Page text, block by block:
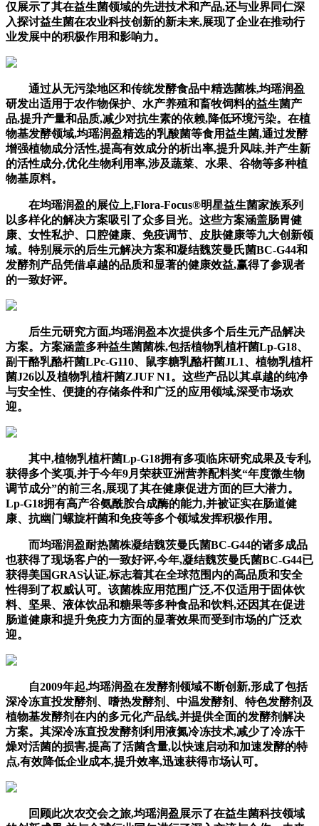
仅展示了其在益生菌领域的先进技术和产品,还与业界同仁深
入探讨益生菌在农业科技创新的新未来,展现了企业在推动行
业发展中的积极作用和影响力。
通过从无污染地区和传统发酵食品中精选菌株,均瑶润盈
研发出适用于农作物保护、水产养殖和畜牧饲料的益生菌产
品,提升产量和品质,减少对抗生素的依赖,降低环境污染。在植
物基发酵领域,均瑶润盈精选的乳酸菌等食用益生菌,通过发酵
增强植物成分活性,提高有效成分的析出率,提升风味,并产生新
的活性成分,优化生物利用率,涉及蔬菜、水果、谷物等多种植
物基原料。
在均瑶润盈的展位上,Flora-Focus®明星益生菌家族系列
以多样化的解决方案吸引了众多目光。这些方案涵盖肠胃健
康、女性私护、口腔健康、免疫调节、皮肤健康等九大创新领
域。特别展示的后生元解决方案和凝结魏茨曼氏菌BC-G44和
发酵剂产品凭借卓越的品质和显著的健康效益,赢得了参观者
的一致好评。
后生元研究方面,均瑶润盈本次提供多个后生元产品解决
方案。方案涵盖多种益生菌菌株,包括植物乳植杆菌Lp-G18、
副干酪乳酪杆菌LPc-G110、鼠李糖乳酪杆菌JL1、植物乳植杆
菌J26以及植物乳植杆菌ZJUF N1。这些产品以其卓越的纯净
与安全性、便捷的存储条件和广泛的应用领域,深受市场欢
迎。
其中,植物乳植杆菌Lp-G18拥有多项临床研究成果及专利,
获得多个奖项,并于今年9月荣获亚洲营养配料奖“年度微生物
调节成分”的前三名,展现了其在健康促进方面的巨大潜力。
Lp-G18拥有高产谷氨酰胺合成酶的能力,并被证实在肠道健
康、抗幽门螺旋杆菌和免疫等多个领域发挥积极作用。
而均瑶润盈耐热菌株凝结魏茨曼氏菌BC-G44的诸多成品
也获得了现场客户的一致好评,今年,凝结魏茨曼氏菌BC-G44已
获得美国GRAS认证,标志着其在全球范围内的高品质和安全
性得到了权威认可。该菌株应用范围广泛,不仅适用于固体饮
料、坚果、液体饮品和糖果等多种食品和饮料,还因其在促进
肠道健康和提升免疫力方面的显著效果而受到市场的广泛欢
迎。
自2009年起,均瑶润盈在发酵剂领域不断创新,形成了包括
深冷冻直投发酵剂、嗜热发酵剂、中温发酵剂、特色发酵剂及
植物基发酵剂在内的多元化产品线,并提供全面的发酵剂解决
方案。其深冷冻直投发酵剂利用液氮冷冻技术,减少了冷冻干
燥对活菌的损害,提高了活菌含量,以快速启动和加速发酵的特
点,有效降低企业成本,提升效率,迅速获得市场认可。
回顾此次农交会之旅,均瑶润盈展示了在益生菌科技领域